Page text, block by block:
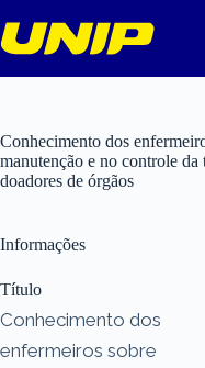
para
o
Conhecimento dos
manutenção e no controle da
doadores de órgãos
Informações
Título
Conhecimento dos
enfermeiros sobre